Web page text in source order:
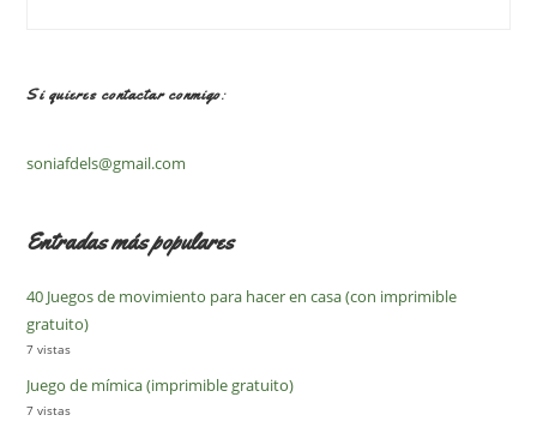
Si quieres contactar conmigo:
soniafdels@gmail.com
Entradas más populares
40 Juegos de movimiento para hacer en casa (con imprimible
gratuito)
7 vistas
Juego de mímica (imprimible gratuito)
7 vistas